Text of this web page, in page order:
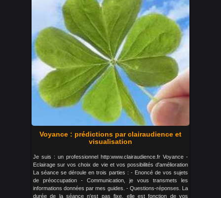
Voyance : prédictions par clairaudience et
visualisation
Je suis : un professionnel http:www.clairaudience.fr Voyance -
Eclairage sur vos choix de vie et vos possibilités d'amélioration
La séance se déroule en trois parties : - Enoncé de vos sujets
de préoccupation - Communication, je vous transmets les
informations données par mes guides. - Questions-réponses. La
durée de la séance n'est pas fixe, elle est fonction de vos